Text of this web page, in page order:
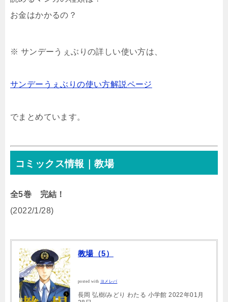
お金はかかるの？
※ サンデーうぇぶりの詳しい使い方は、
サンデーうぇぶりの使い方解説ページ
でまとめています。
コミックス情報｜教場
全5巻 完結！
(2022/1/28)
教場（5）
posted with ヨメレバ
長岡 弘樹/みどり わたる 小学館 2022年01月